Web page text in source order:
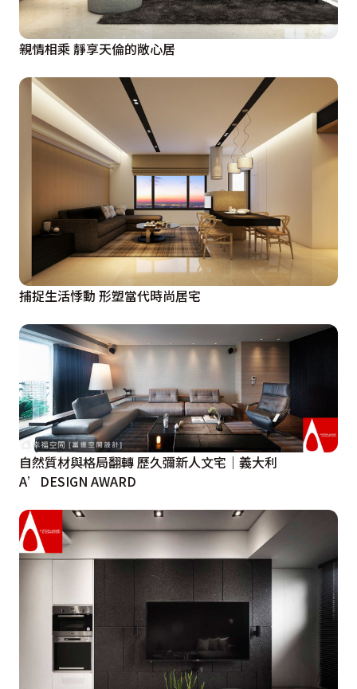
親情相乘 靜享天倫的敞心居
捕捉生活悸動 形塑當代時尚居宅
自然質材與格局翻轉 歷久彌新人文宅｜義大利
A’DESIGN AWARD